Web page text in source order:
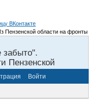
Пензенской области на фронты
забыто".
Пензенской
Войти